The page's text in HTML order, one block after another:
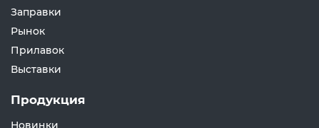
Заправки
Рынок
Прилавок
Выставки
Продукция
Новинки